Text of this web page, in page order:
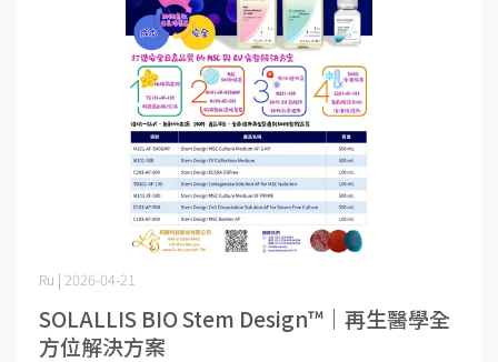
SOLALLIS BIO Stem Design™｜再生醫學全
方位解決方案
Ru | 2026-04-21